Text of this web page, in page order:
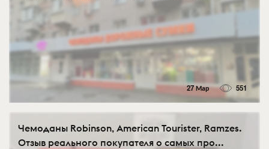
27 Мар 551
Чемоданы Robinson, American Tourister, Ramzes.
Отзыв реального покупателя о самых про...